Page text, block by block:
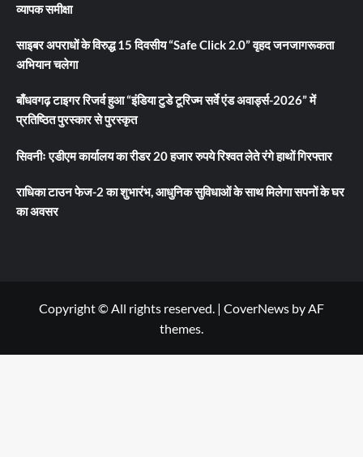
व्यापक समीक्षा
साइबर अपराधों के विरुद्ध 15 दिवसीय “Safe Click 2.0” वृहद जनजागरूकता
अभियान चलेगा
बाँधवगढ़ टाइगर रिजर्व हुआ “इंडिया टुडे टूरिज्म सर्वे एंड अवार्ड्स-2026” में
प्रतिष्ठित पुरस्कार से पुरस्कृत
सिवनीः एडीएम कार्यालय का रीडर 20 हजार रुपये रिश्वत लेते रंगे हाथों गिरफ्तार
राधिका टाउन फेज-2 का शुभारंभ, आधुनिक सुविधाओं के साथ मिलेगा सपनों के घर
का अवसर
Copyright © All rights reserved. | CoverNews by AF
themes.